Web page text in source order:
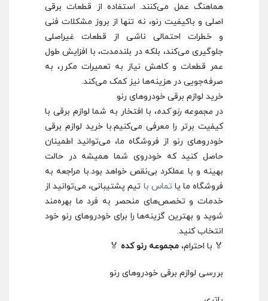
هماهنگ عمل می‌کنند. استفاده از قطعات برقی
اصلی و باکیفیت رنو، نه تنها از بروز مشکلات فنی
و خطرات احتمالی ناشی از قطعات غیراصلی
جلوگیری می‌کند، بلکه در بلندمدت، با افزایش طول
عمر قطعات و کاهش نیاز به تعمیرات مکرر، به
صرفه‌جویی در هزینه‌ها نیز کمک می‌کند.
خرید لوازم برقی خودروهای رنو
درمجموعه رنو کده، با افتخار به شما لوازم برقی با
کیفیت برتر را معرفی می‌کنیم.با خرید لوازم برقی
خودروهای رنو از فروشگاه ما، می‌توانید اطمینان
حاصل کنید که خودروی شما همیشه در حالت
بهینه و با عملکرد بی‌نقص خواهد بود.با مراجعه به
فروشگاه ما یاتماس با تیم پشتیبانی، می‌توانید از
خدمات و تخصص‌های منحصر به فرد ما بهره‌مند
شوید و بهترین گزینه‌ها را برای خودروهای رنو خود
انتخاب کنید.
🏅 با احترام، مجموعه رنو کده 🏅
بررسی لوازم برقی خودروهای رنو